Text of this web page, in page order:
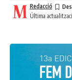
Última
Redacció